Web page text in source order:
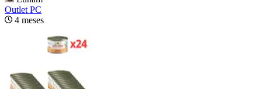
Outlet PC
4 meses